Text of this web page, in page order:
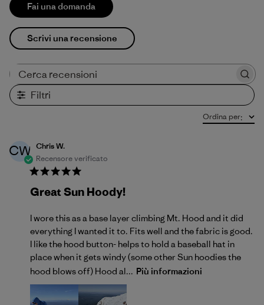
Fai una domanda
Scrivi una recensione
Filtri
Ordina per:
CW Chris W.
Recensore verificato
Great Sun Hoody!
I wore this as a base layer climbing Mt. Hood and it did
everything I wanted it to. Fits well and the fabric is good.
I like the hood button- helps to hold a baseball hat in
place when it gets windy (some other Sun hoodies the
hood blows off) Hood al... Più informazioni